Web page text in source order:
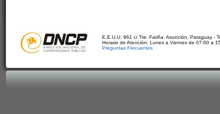
E.E.U.U. 961 c/ Tte. Fariña. Asunción, Paraguay -
Horario de Atención: Lunes a Viernes de 07:00 a
Preguntas Frecuentes